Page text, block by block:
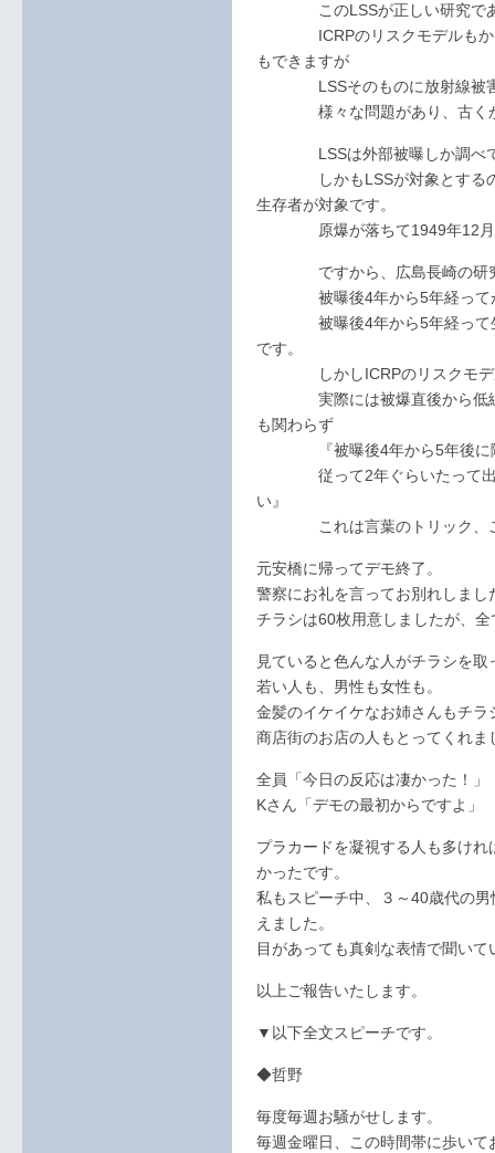
このLSSが正しい研究であ
ICRPのリスクモデルもかな
もできますが
LSSそのものに放射線被害
様々な問題があり、古くか
LSSは外部被曝しか調べて
しかもLSSが対象とするのは
生存者が対象です。
原爆が落ちて1949年12月ま
ですから、広島長崎の研究
被曝後4年から5年経ってが
被曝後4年から5年経って生
です。
しかしICRPのリスクモデル
実際には被爆直後から低線
も関わらず
『被曝後4年から5年後に障
従って2年ぐらいたって出て
い』
これは言葉のトリック、ご
元安橋に帰ってデモ終了。
警察にお礼を言ってお別れしまし
チラシは60枚用意しましたが、
見ていると色んな人がチラシを
若い人も、男性も女性も。
金髪のイケイケなお姉さんもチ
商店街のお店の人もとってくれま
全員「今日の反応は凄かった！」
Kさん「デモの最初からですよ」
プラカードを凝視する人も多け
かったです。
私もスピーチ中、３～40歳代の
えました。
目があっても真剣な表情で聞い
以上ご報告いたします。
▼以下全文スピーチです。
◆哲野
毎度毎週お騒がせします。
毎週金曜日、この時間帯に歩い